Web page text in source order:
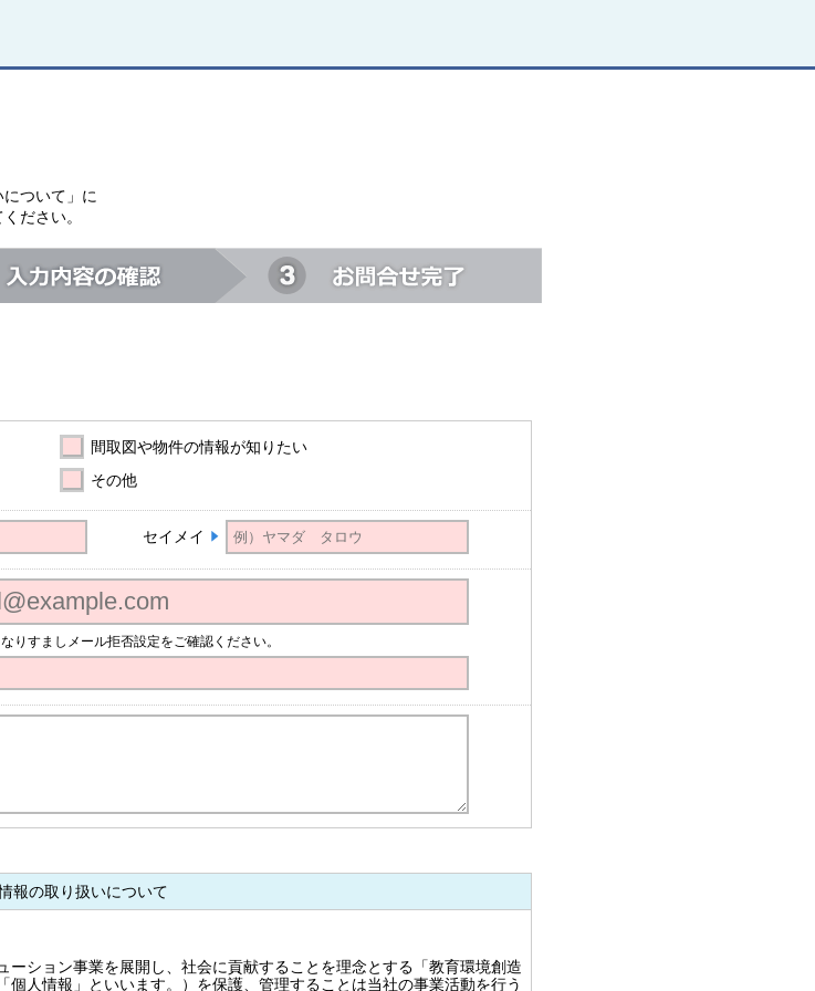
ついて」に
ださい。
間取図や物件の情報が知りたい
その他
セイメイ
りすましメール拒否設定をご確認ください。
報の取り扱いについて
ション事業を展開し、社会に貢献することを理念とする「教育環境創造
人情報」といいます。）を保護、管理することは当社の事業活動を行う